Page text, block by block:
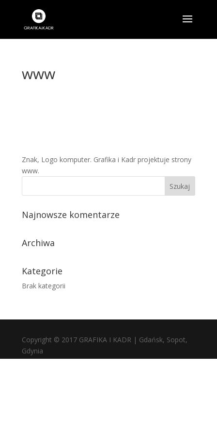
www
Znak, Logo komputer. Grafika i Kadr projektuje strony
www.
Najnowsze komentarze
Archiwa
Kategorie
Brak kategorii
Copyright © 2017 GRAFIKA I KADR | Gdańsk, Sopot,
Gdynia